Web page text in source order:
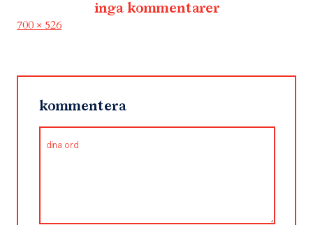
inga kommentarer
Full
700 × 526
kommentera